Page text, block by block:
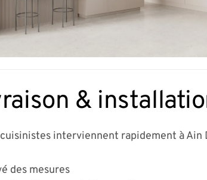
&
interviennent rapidement à
des mesures